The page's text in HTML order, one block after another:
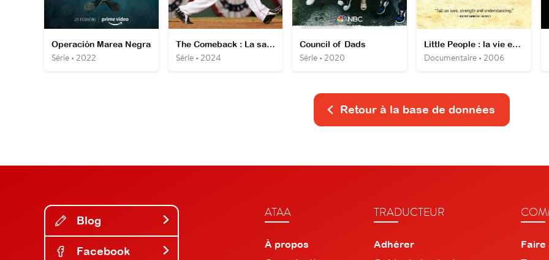
Operación Marea Negra
Série • 2022
The Comeback : La saison la plus surprenante des Boston Red Sox
Série • 2024
Council of Dads
Série • 2020
Little People : la vie en grand
Documentaire • 2006
Retour à la base de données
Blog
Facebook
ATAA
À propos
TRADUCTEUR
Adhérer